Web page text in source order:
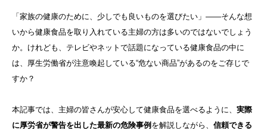
「家族の健康のために、少しでも良いものを選びたい」——そんな想
いから健康食品を取り入れている主婦の方は多いのではないでしょう
か。けれども、テレビやネットで話題になっている健康食品の中に
は、厚生労働省が注意喚起している“危ない商品”があるのをご存じで
すか？
本記事では、主婦の皆さんが安心して健康食品を選べるように、 実際
に厚労省が警告を出した最新の危険事例 を解説しながら、 信頼できる